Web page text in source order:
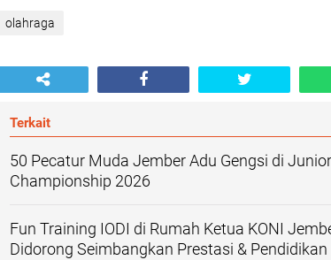
olahraga
Terkait
50 Pecatur Muda Jember Adu Gengsi di
Championship 2026
Fun Training IODI di Rumah Ketua KONI
Didorong Seimbangkan Prestasi & Pendidikan